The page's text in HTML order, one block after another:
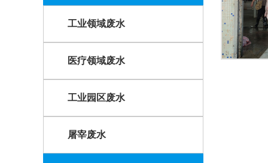
工业领域废水
医疗领域废水
工业园区废水
屠宰废水